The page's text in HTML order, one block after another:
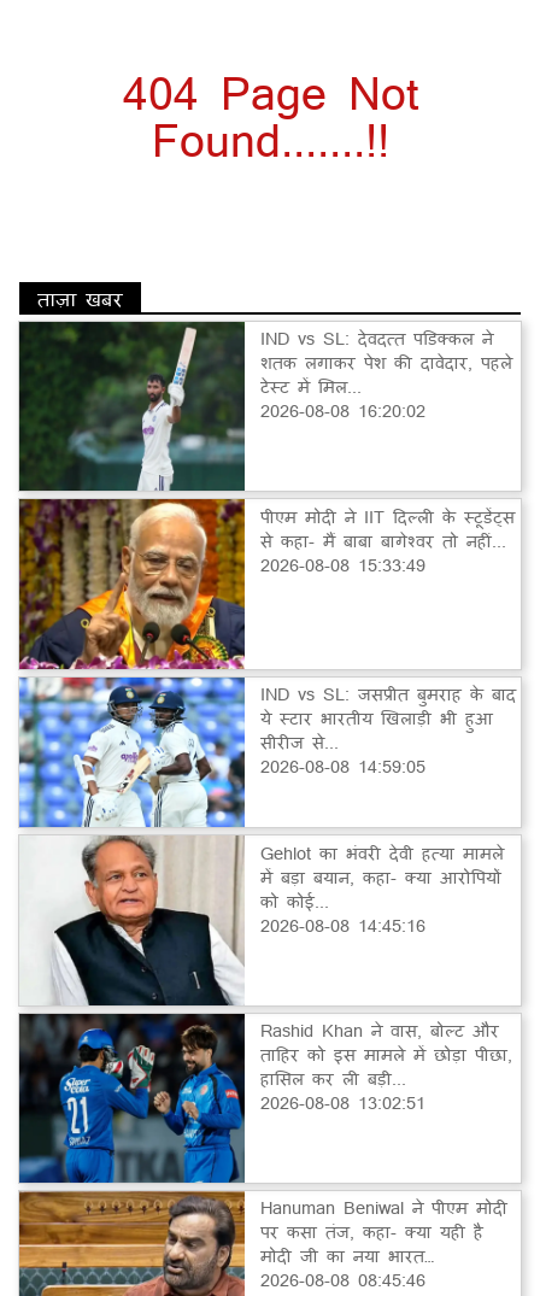
404 Page Not
Found.......!!
ताज़ा खबर
IND vs SL: देवदत्त पडिक्कल ने
शतक लगाकर पेश की दावेदार, पहले
टेस्ट में मिल...
2026-08-08 16:20:02
पीएम मोदी ने IIT दिल्ली के स्टूडेंट्स
से कहा- मैं बाबा बागेश्वर तो नहीं...
2026-08-08 15:33:49
IND vs SL: जसप्रीत बुमराह के बाद
ये स्टार भारतीय खिलाड़ी भी हुआ
सीरीज से...
2026-08-08 14:59:05
Gehlot का भंवरी देवी हत्या मामले
में बड़ा बयान, कहा- क्या आरोपियों
को कोई...
2026-08-08 14:45:16
Rashid Khan ने वास, बोल्ट और
ताहिर को इस मामले में छोड़ा पीछा,
हासिल कर ली बड़ी...
2026-08-08 13:02:51
Hanuman Beniwal ने पीएम मोदी
पर कसा तंज, कहा- क्या यही है
मोदी जी का नया भारत…
2026-08-08 08:45:46